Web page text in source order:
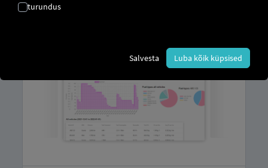
vaja vaid juurdepääsu
turundus
Salvesta Luba kõik küpsised